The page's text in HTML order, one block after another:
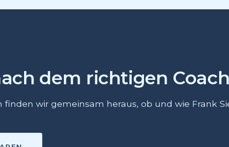
dem richtigen
finden wir gemeinsam heraus, ob und wie Frank